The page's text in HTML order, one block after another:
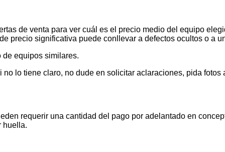
de venta para ver cuál es el precio medio del equipo
precio significativa puede conllevar a defectos ocultos o a
de equipos similares.
lo tiene claro, no dude en solicitar aclaraciones, pida
requerir una cantidad del pago por adelantado en
huella.